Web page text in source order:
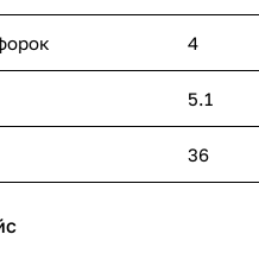
4
5.1
36